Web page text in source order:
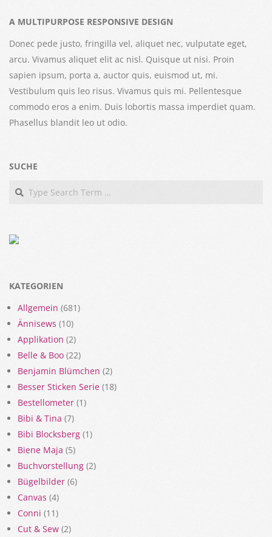
A MULTIPURPOSE RESPONSIVE DESIGN
Donec pede justo, fringilla vel, aliquet nec, vulputate eget,
arcu. Vivamus aliquet elit ac nisl. Quisque ut nisi. Proin
sapien ipsum, porta a, auctor quis, euismod ut, mi.
Vestibulum quis leo risus. Vivamus quis mi. Pellentesque
commodo eros a enim. Duis lobortis massa imperdiet quam.
Phasellus blandit leo ut odio.
SUCHE
Search
KATEGORIEN
Allgemein (681)
Ännisews (10)
Applikation (2)
Belle & Boo (22)
Benjamin Blümchen (2)
Besser Sticken Serie (18)
Bestellometer (1)
Bibi & Tina (7)
Bibi Blocksberg (1)
Biene Maja (5)
Buchvorstellung (2)
Bügelbilder (6)
Canvas (4)
Conni (11)
Cut & Sew (2)